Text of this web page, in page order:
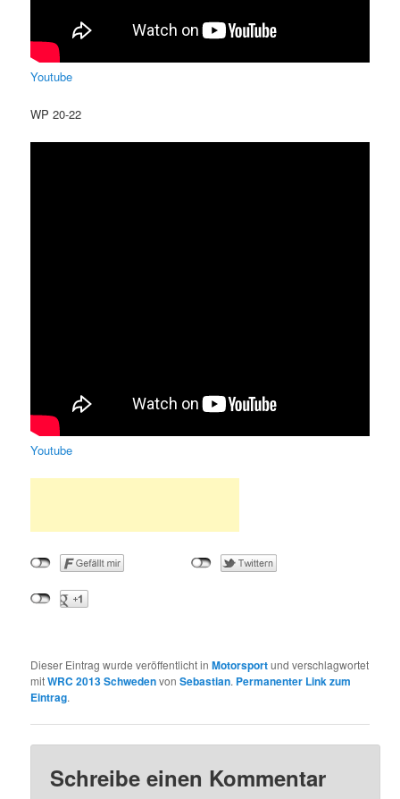
Youtube
WP 20-22
Youtube
Dieser Eintrag wurde veröffentlicht inMotorsportund verschlagwortet
mitWRC 2013 SchwedenvonSebastian. Permanenter Link zum
Eintrag.
Schreibe einen Kommentar